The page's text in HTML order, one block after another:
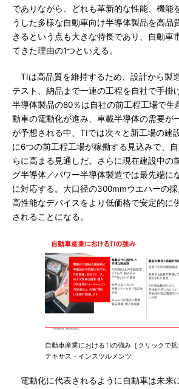
でありながら、どれも革新的な性能、機能
うした多様な自動車向け半導体製品を高品
きるという点も大きな特長であり、自動車
てきた理由の1つといえる。
TIは高品質を維持するため、設計から製
テスト、納品まで一連の工程を自社で手掛
半導体製品の80％は自社の前工程工場で生
動車の電動化が進み、車載半導体の需要が
が予想される中、TIでは次々と新工場の建
に6つの前工程工場が稼働する見込みで、
らに高まる見通しだ。さらに現在建設中の
グ半導体／パワー半導体製造では最先端に
に対応する。大口径の300mmウエハーの採
高性能なデバイスをより低価格で安定的に
されることになる。
自動車産業におけるTIの強み［クリックで
テキサス・インスツルメンツ
電動化に代表されるように自動車は未来